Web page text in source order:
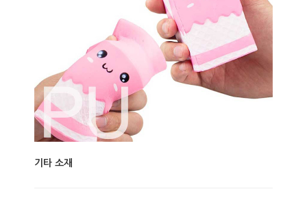
기타 소재